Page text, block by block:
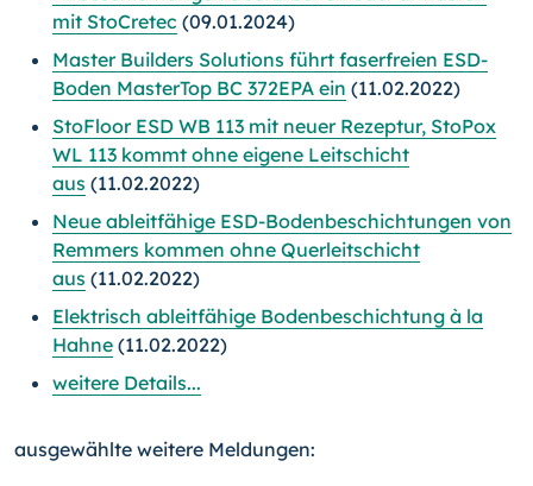
mit StoCretec (09.01.2024)
Master Builders Solutions führt faserfreien ESD-
Boden MasterTop BC 372EPA ein (11.02.2022)
StoFloor ESD WB 113 mit neuer Rezeptur, StoPox
WL 113 kommt ohne eigene Leitschicht
aus (11.02.2022)
Neue ableitfähige ESD-Bodenbeschichtungen von
Remmers kommen ohne Querleitschicht
aus (11.02.2022)
Elektrisch ableitfähige Bodenbeschichtung à la
Hahne (11.02.2022)
weitere Details...
ausgewählte weitere Meldungen: